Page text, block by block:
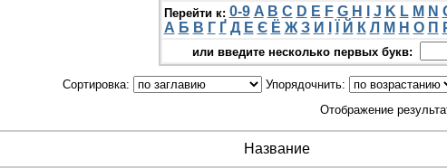
Перейти к: 0-9 A B C D E F G H J K L M N
А Б В Г Ґ Д Е Є Ё Ж З И Й К Л М Н О П
или введите несколько первых букв:
Сортировка: Упорядочнить:
Отображение
Название